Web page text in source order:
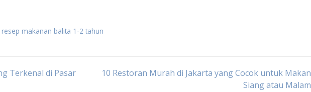
resep makanan balita 1-2 tahun
Terkenal di Pasar
10 Restoran Murah di Jakarta yang Cocok untuk Makan
Siang atau Malam